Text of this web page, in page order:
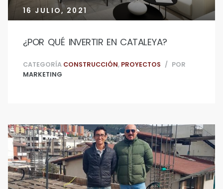
16 JULIO, 2021
¿POR QUÉ INVERTIR EN CATALEYA?
CATEGORÍA CONSTRUCCIÓN, PROYECTOS
POR
MARKETING